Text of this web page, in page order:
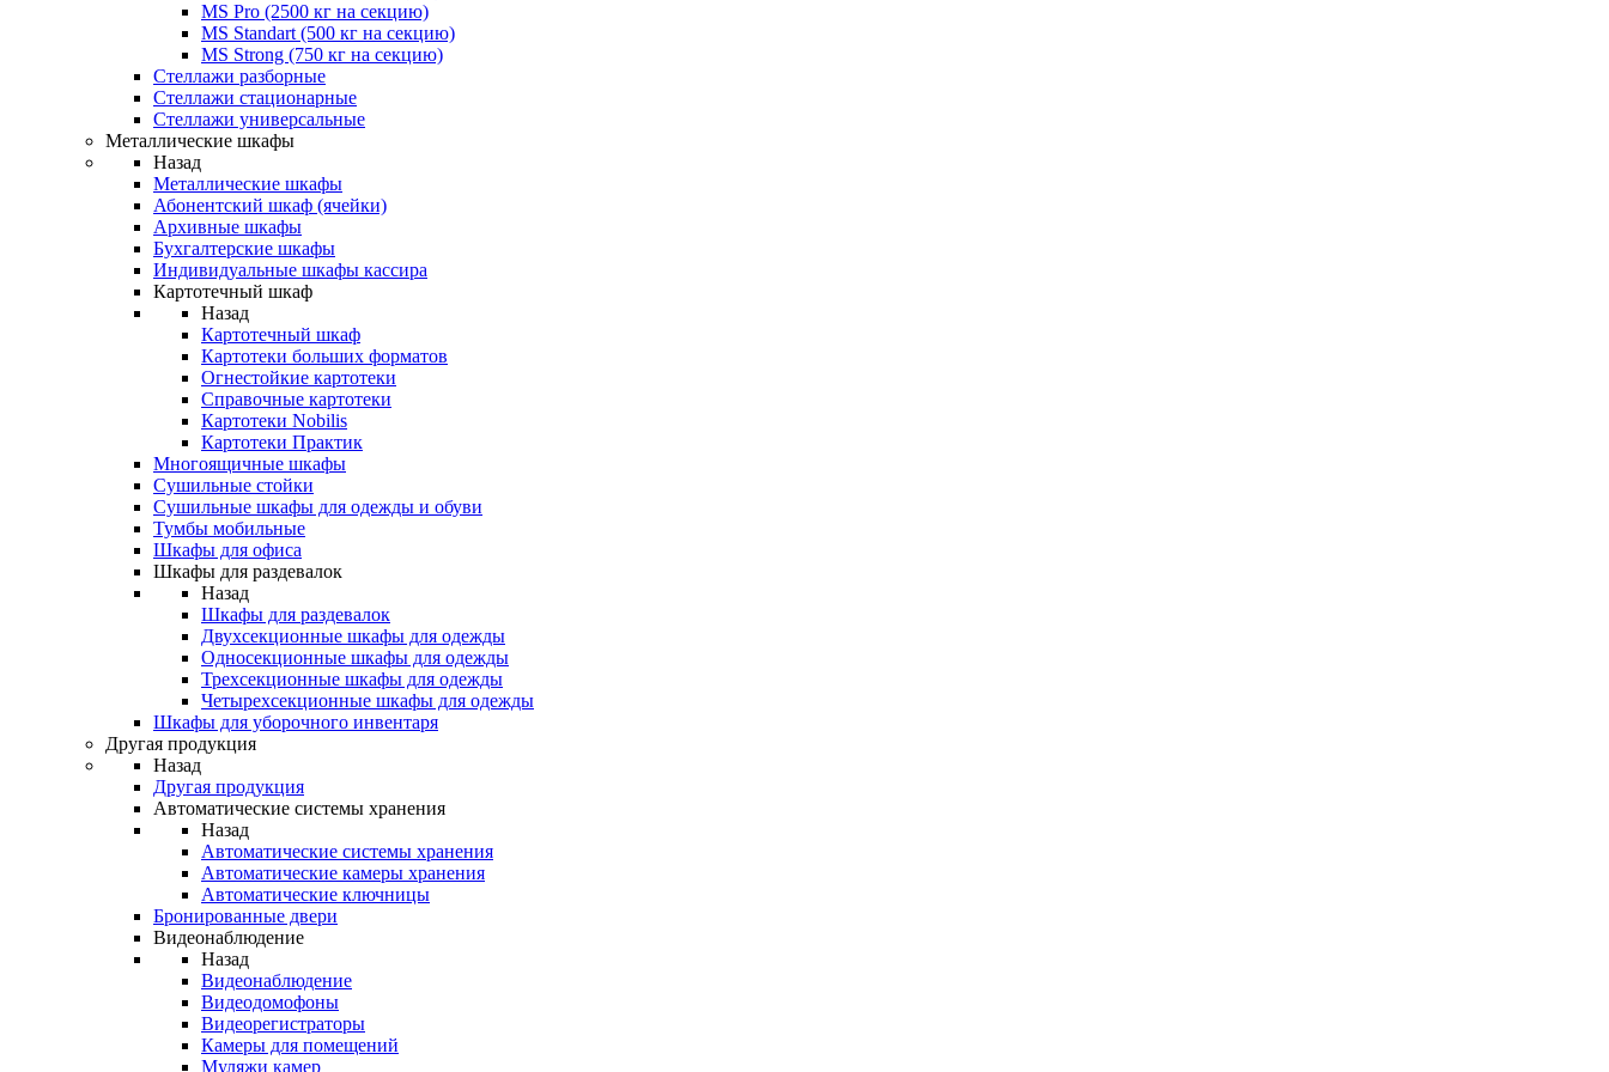
MS Pro (2500 кг на секцию)
MS Standart (500 кг на секцию)
MS Strong (750 кг на секцию)
Стеллажи разборные
Стеллажи стационарные
Стеллажи универсальные
Металлические шкафы
Назад
Металлические шкафы
Абонентский шкаф (ячейки)
Архивные шкафы
Бухгалтерские шкафы
Индивидуальные шкафы кассира
Картотечный шкаф
Назад
Картотечный шкаф
Картотеки больших форматов
Огнестойкие картотеки
Справочные картотеки
Картотеки Nobilis
Картотеки Практик
Многоящичные шкафы
Сушильные стойки
Сушильные шкафы для одежды и обуви
Тумбы мобильные
Шкафы для офиса
Шкафы для раздевалок
Назад
Шкафы для раздевалок
Двухсекционные шкафы для одежды
Односекционные шкафы для одежды
Трехсекционные шкафы для одежды
Четырехсекционные шкафы для одежды
Шкафы для уборочного инвентаря
Другая продукция
Назад
Другая продукция
Автоматические системы хранения
Назад
Автоматические системы хранения
Автоматические камеры хранения
Автоматические ключницы
Бронированные двери
Видеонаблюдение
Назад
Видеонаблюдение
Видеодомофоны
Видеорегистраторы
Камеры для помещений
Муляжи камер